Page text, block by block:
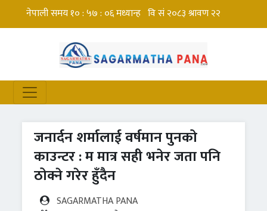
जनार्दन शर्मालाई वर्षमान पुनको
काउन्टर : म मात्र सही भनेर जता पनि
ठोक्ने गरेर हुँदैन
SAGARMATHA PANA